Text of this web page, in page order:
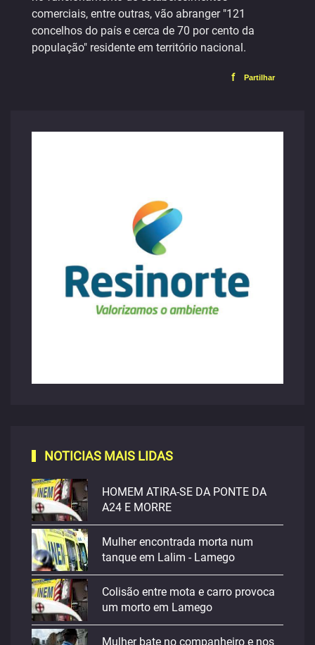
comerciais, entre outras, vão abranger "121
concelhos do país e cerca de 70 por cento da
população" residente em território nacional.
f Partilhar
NOTICIAS MAIS LIDAS
HOMEM ATIRA-SE DA PONTE DA
A24 E MORRE
Mulher encontrada morta num
tanque em Lalim - Lamego
Colisão entre mota e carro provoca
um morto em Lamego
Mulher bate no companheiro e nos